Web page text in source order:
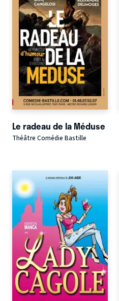
Le radeau de la Méduse
Théâtre Comédie Bastille